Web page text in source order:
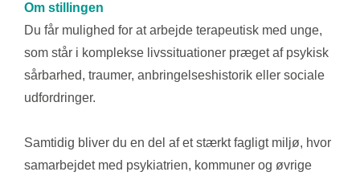
Om stillingen
Du får mulighed for at arbejde terapeutisk med unge,
som står i komplekse livssituationer præget af psykisk
sårbarhed, traumer, anbringelseshistorik eller sociale
udfordringer.
Samtidig bliver du en del af et stærkt fagligt miljø, hvor
samarbejdet med psykiatrien, kommuner og øvrige